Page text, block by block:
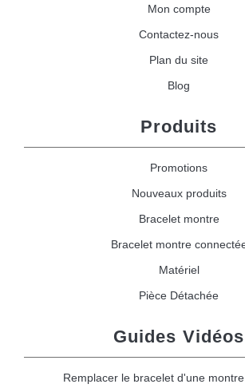
Mon compte
Contactez-nous
Plan du site
Blog
Produits
Promotions
Nouveaux produits
Bracelet montre
Bracelet montre
Matériel
Pièce Détachée
Guides Vidéos
Remplacer le bracelet d'une